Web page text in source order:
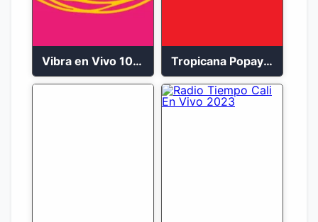
Vibra en Vivo 104.9 FM Bogotá Tropicana Popayán en vivo 106.1 FM